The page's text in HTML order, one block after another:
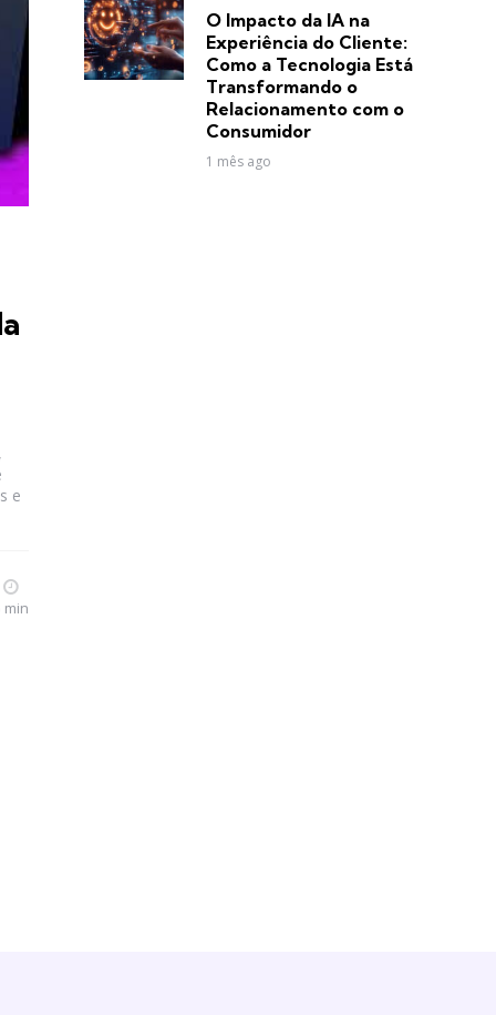
e
min
O Impacto da IA na
Experiência do Cliente:
Como a Tecnologia Está
Transformando o
Relacionamento com o
Consumidor
1 mês ago